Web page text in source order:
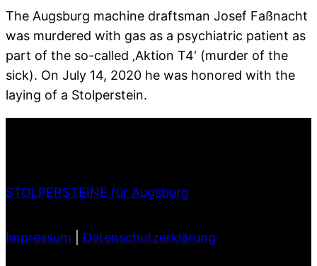
The Augsburg machine draftsman Josef Faßnacht
was murdered with gas as a psychiatric patient as
part of the so-called ‚Aktion T4‘ (murder of the
sick). On July 14, 2020 he was honored with the
laying of a Stolperstein.
STOLPERSTEINE für Augsburg
Impressum Datenschutzerklärung